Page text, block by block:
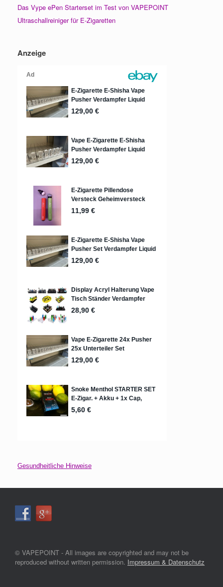
Das Vype ePen Starterset im Test von VAPEPOINT
Ultraschallreiniger für E-Zigaretten
Anzeige
Gesundheitliche Hinweise
© VAPEPOINT - All images are copyrighted and may not be
reproduced without written permission. Impressum & Datenschutz